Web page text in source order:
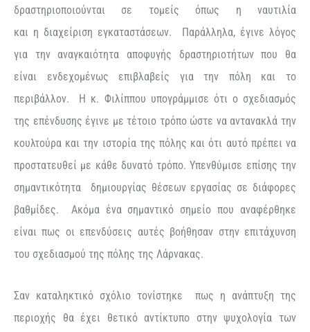
δραστηριοποιούνται σε τομείς όπως η ναυτιλία
και η διαχείριση εγκαταστάσεων. Παράλληλα,έγινε λόγος
για την αναγκαιότητα αποφυγής δραστηριοτήτων που θα
είναι ενδεχομένως επιβλαβείς για την πόλη και το
περιβάλλον. Η κ. Φιλίππου υπογράμμισε ότι ο σχεδιασμός
της επένδυσης έγινε με τέτοιο τρόπο ώστε να αντανακλά την
κουλτούρα και την ιστορία της πόλης και ότι αυτό πρέπει να
προστατευθεί με κάθε δυνατό τρόπο. Υπενθύμισε επίσης την
σημαντικότητα δημιουργίας θέσεων εργασίας σε διάφορες
βαθμίδες. Ακόμα ένα σημαντικό σημείο που αναφέρθηκε
είναι πως οι επενδύσεις αυτές βοήθησαν στην επιτάχυνση
του σχεδιασμού της πόλης της Λάρνακας.
Σαν καταληκτικό σχόλιο τονίστηκε πως η ανάπτυξη της
περιοχής θα έχει θετικό αντίκτυπο στην ψυχολογία των